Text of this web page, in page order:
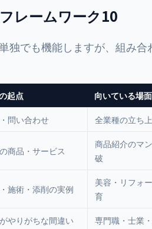
レームワーク10
独でも機能しますが、組み
起点 向いている場面
問い合わせ 全業種の立ち
商品・サービス
商品紹介のマ
破
施術・添削の実例
美容・リフォ
育
やりがちな間違い 専門職・士業